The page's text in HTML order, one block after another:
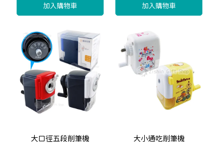
加入購物車 加入購物車
大口徑五段削筆機 大小通吃削筆機